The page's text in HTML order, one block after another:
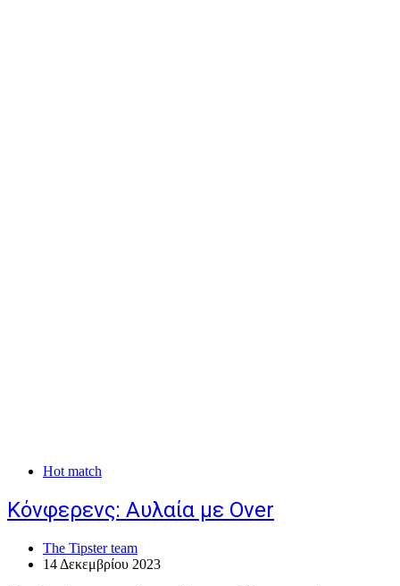
Hot match
Κόνφερενς: Αυλαία με Over
The Tipster team
14 Δεκεμβρίου 2023